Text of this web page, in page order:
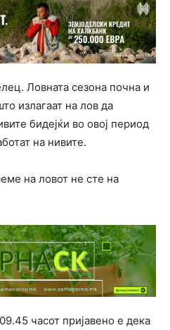
Ловната сезона почна и
излагаат на лов да
бидејќи во овој период
на нивите.
на ловот не сте на
часот пријавено е дека